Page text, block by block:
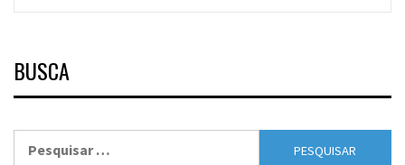
BUSCA